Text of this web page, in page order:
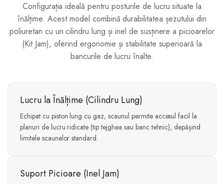
Configurația ideală pentru posturile de lucru situate la
înălțime. Acest model combină durabilitatea șezutului din
poliuretan cu un cilindru lung și inel de susținere a picioarelor
(Kit Jam), oferind ergonomie și stabilitate superioară la
bancurile de lucru înalte.
Lucru la Înălțime (Cilindru Lung)
Echipat cu piston lung cu gaz, scaunul permite accesul facil la
planuri de lucru ridicate (tip tejghea sau banc tehnic), depășind
limitele scaunelor standard.
Suport Picioare (Inel Jam)